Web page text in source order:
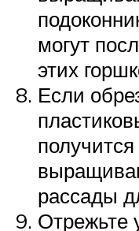
могут
этих
Если
рассады
Отрежьте